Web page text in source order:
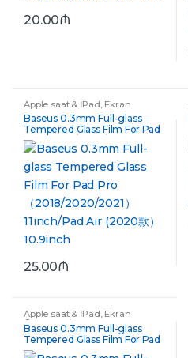
20.00₼
Apple saat & İPad Ekran
Qoruyucular
Baseus 0.3mm Full-glass
Tempered Glass Film For Pad
Pro （2018/2020/2021）
11inch/Pad Air (2020款）
10.9inch
25.00₼
Apple saat & İPad, Ekran
Qoruyucular
Baseus 0.3mm Full-glass
Tempered Glass Film For Pad
9.7inch